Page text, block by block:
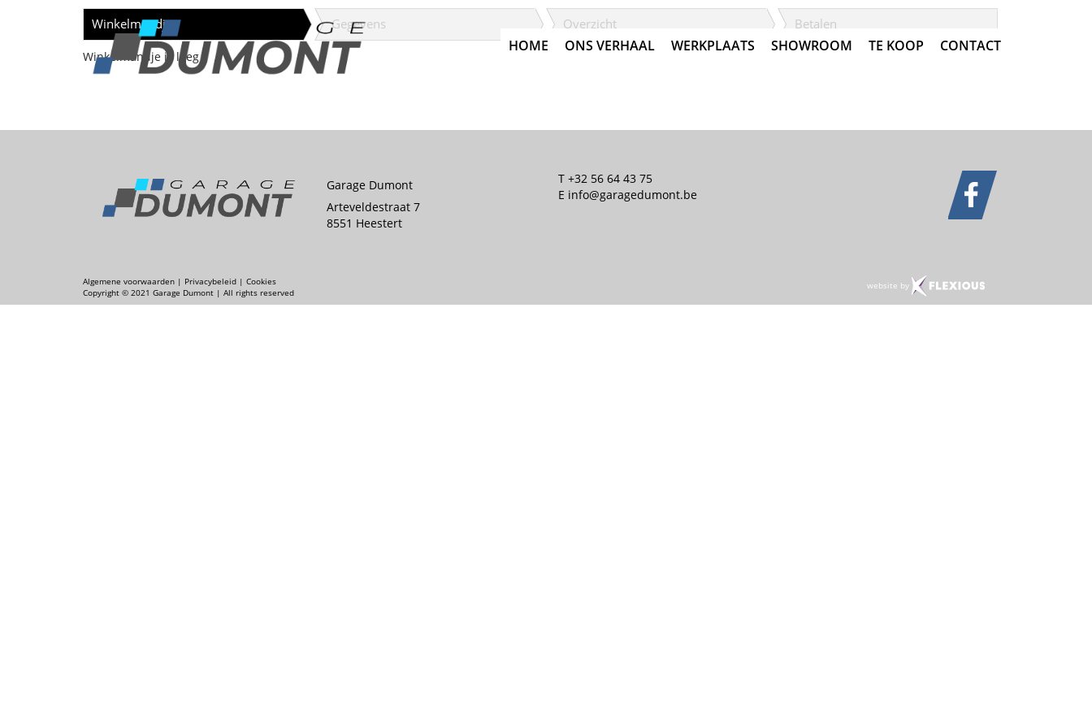
HOME ONS VERHAAL WERKPLAATS SHOWROOM TE KOOP CONTACT
Winkelmandje Gegevens Overzicht Betalen
Winkelmandje is leeg
Garage Dumont
Arteveldestraat 7
8551 Heestert
T +32 56 64 43 75
E info@garagedumont.be
Algemene voorwaarden | Privacybeleid | Cookies
Copyright © 2021 Garage Dumont | All rights reserved
website by